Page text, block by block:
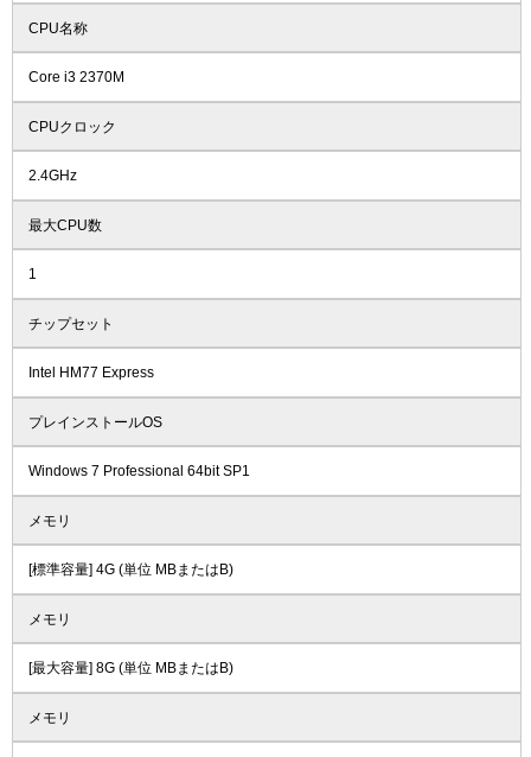
CPU名称
Core i3 2370M
CPUクロック
2.4GHz
最大CPU数
1
チップセット
Intel HM77 Express
プレインストールOS
Windows 7 Professional 64bit SP1
メモリ
[標準容量] 4G (単位 MBまたはB)
メモリ
[最大容量] 8G (単位 MBまたはB)
メモリ